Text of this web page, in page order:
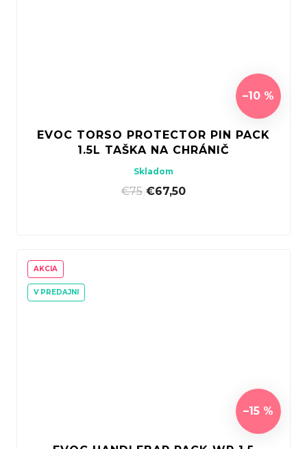
–10 %
EVOC TORSO PROTECTOR PIN PACK
1.5L TAŠKA NA CHRÁNIČ
Skladom
€75 €67,50
AKCIA
V PREDAJNI
–15 %